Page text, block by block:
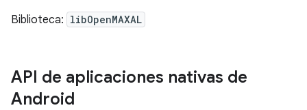
Biblioteca: libOpenMAXAL
API de aplicaciones nativas de
Android